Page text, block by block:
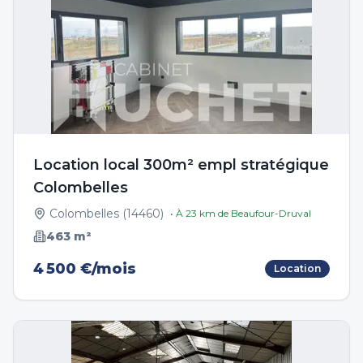
Location local 300m² empl stratégique
Colombelles
Colombelles (14460) • À 23 km de Beaufour-Druval
463 m²
4 500 €/mois Location